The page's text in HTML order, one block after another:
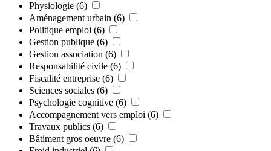
Physiologie (6)
Aménagement urbain (6)
Politique emploi (6)
Gestion publique (6)
Gestion association (6)
Responsabilité civile (6)
Fiscalité entreprise (6)
Sciences sociales (6)
Psychologie cognitive (6)
Accompagnement vers emploi (6)
Travaux publics (6)
Bâtiment gros oeuvre (6)